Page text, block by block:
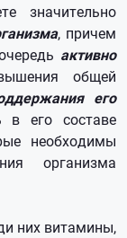
значительно
, причем
активно
общей
его
в его составе
необходимы
организма
них витамины,